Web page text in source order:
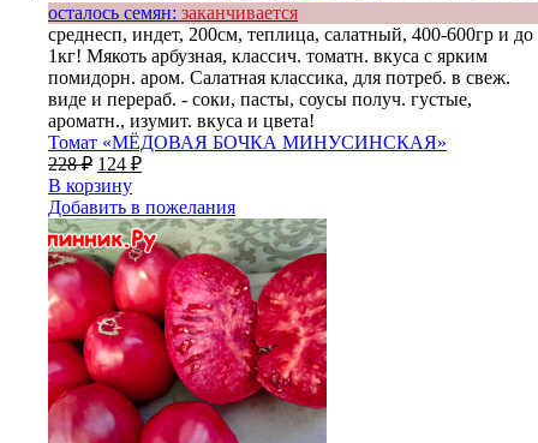
осталось семян: заканчивается
среднесп, индет, 200см, теплица, салатный, 400-600гр и до
1кг! Мякоть арбузная, классич. томатн. вкуса с ярким
помидорн. аром. Салатная классика, для потреб. в свеж.
виде и перераб. - соки, пасты, соусы получ. густые,
ароматн., изумит. вкуса и цвета!
Томат «МЁДОВАЯ БОЧКА МИНУСИНСКАЯ»
228₽ 124 ₽
В корзину
Добавить в пожелания